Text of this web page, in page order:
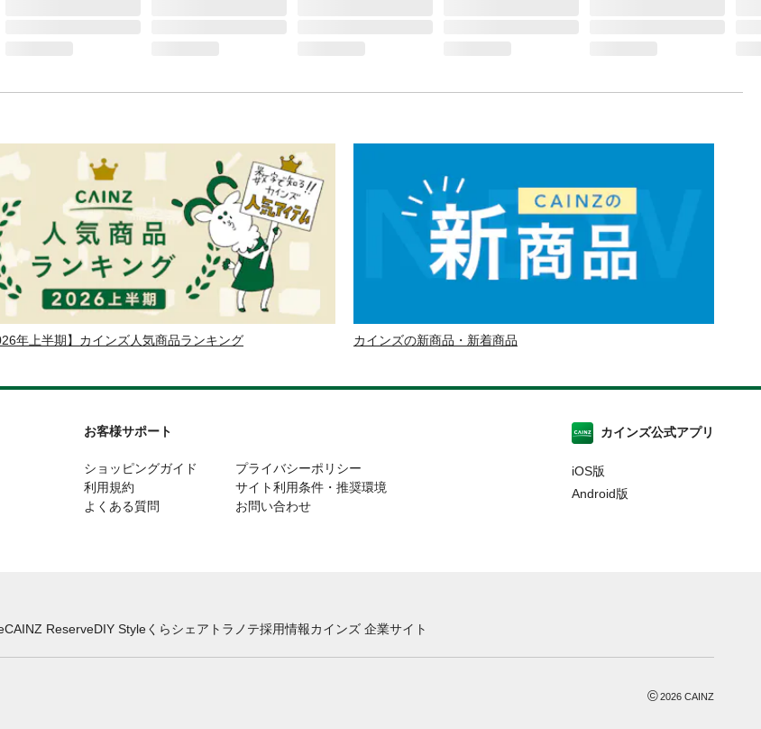
年上半期】カインズ人気商品ランキング カインズの新商品・新着商品
お客様サポート
ショッピングガイド
利用規約
よくある質問
プライバシーポリシー
サイト利用条件・推奨環境
お問い合わせ
カインズ公式アプリ
iOS版
Android版
CAINZ ReserveDIY Styleくらシェア トラノテ採用情報カインズ 企業サイト
©2026 CAINZ